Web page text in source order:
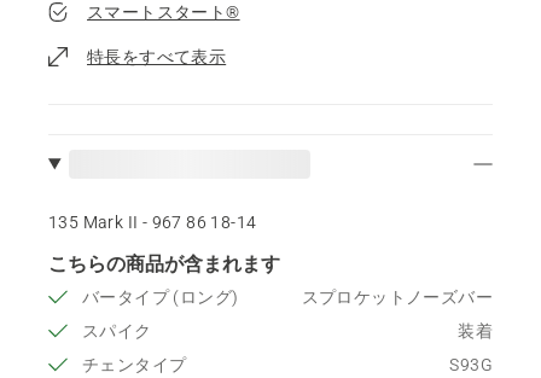
スマートスタート®
特長をすべて表示
135 Mark II - 967 86 18‑14
こちらの商品が含まれます
バータイプ (ロング)
スプロケットノーズバー
スパイク
装着
チェンタイプ
S93G